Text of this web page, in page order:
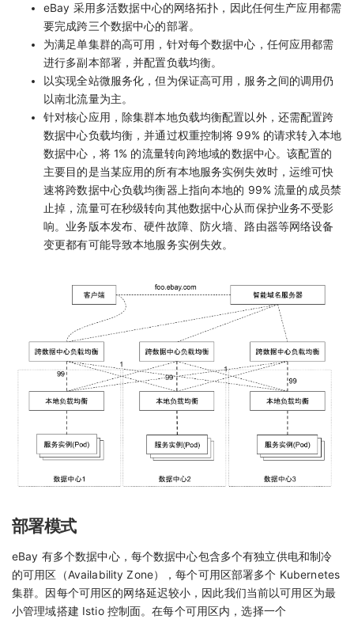
eBay 采用多活数据中心的网络拓扑，因此任何生产应用都需
要完成跨三个数据中心的部署。
为满足单集群的高可用，针对每个数据中心，任何应用都需
进行多副本部署，并配置负载均衡。
以实现全站微服务化，但为保证高可用，服务之间的调用仍
以南北流量为主。
针对核心应用，除集群本地负载均衡配置以外，还需配置跨
数据中心负载均衡，并通过权重控制将 99% 的请求转入本地
数据中心，将 1% 的流量转向跨地域的数据中心。该配置的
主要目的是当某应用的所有本地服务实例失效时，运维可快
速将跨数据中心负载均衡器上指向本地的 99% 流量的成员禁
止掉，流量可在秒级转向其他数据中心从而保护业务不受影
响。业务版本发布、硬件故障、防火墙、路由器等网络设备
变更都有可能导致本地服务实例失效。
部署模式
eBay 有多个数据中心，每个数据中心包含多个有独立供电和制冷
的可用区（Availability Zone），每个可用区部署多个 Kubernetes
集群。因每个可用区的网络延迟较小，因此我们当前以可用区为最
小管理域搭建 Istio 控制面。在每个可用区内，选择一个